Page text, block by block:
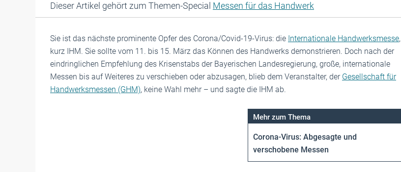
Dieser Artikel gehört zum Themen-Special Messen für das Handwerk
Sie ist das nächste prominente Opfer des Corona/Covid-19-Virus: die Internationale Handwerksmesse,
kurz IHM. Sie sollte vom 11. bis 15. März das Können des Handwerks demonstrieren. Doch nach der
eindringlichen Empfehlung des Krisenstabs der Bayerischen Landesregierung, große, internationale
Messen bis auf Weiteres zu verschieben oder abzusagen, blieb dem Veranstalter, der Gesellschaft für
Handwerksmessen (GHM), keine Wahl mehr – und sagte die IHM ab.
Corona-Virus: Abgesagte und
verschobene Messen